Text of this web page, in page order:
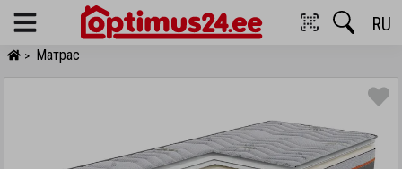
Menu RU
> Матрас